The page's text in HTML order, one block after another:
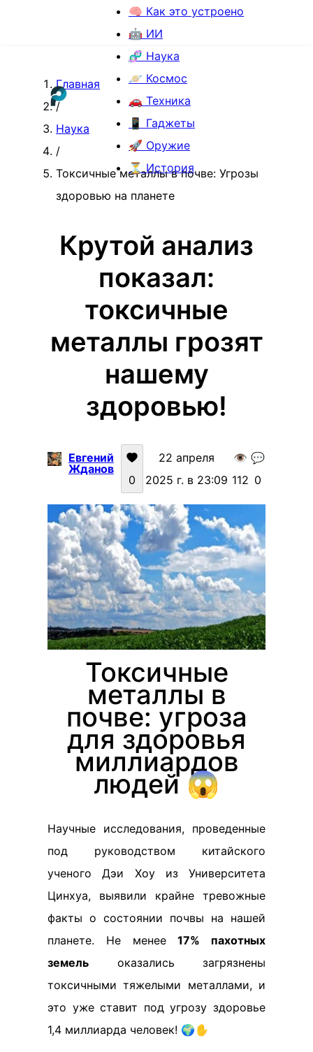
🧠 Как это устроено
🤖 ИИ
🧬 Наука
🪐 Космос
🚗 Техника
📱 Гаджеты
🚀 Оружие
⏳ История
Главная
/
Наука
/
Токсичные металлы в почве: Угрозы
здоровью на планете
Крутой анализ
показал:
токсичные
металлы грозят
нашему
здоровью!
Евгений
Жданов
0
22 апреля
2025 г. в 23:09
👁️
112
💬
0
Токсичные
металлы в
почве: угроза
для здоровья
миллиардов
людей 😱
Научные исследования, проведенные
под руководством китайского
ученого Дэи Хоу из Университета
Цинхуа, выявили крайне тревожные
факты о состоянии почвы на нашей
планете. Не менее17% пахотных
земель оказались загрязнены
токсичными тяжелыми металлами, и
это уже ставит под угрозу здоровье
1,4 миллиарда человек! 🌍✋